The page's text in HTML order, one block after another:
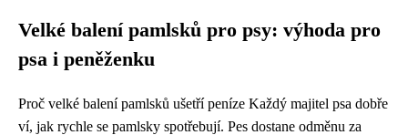
Velké balení pamlsků pro psy: výhoda pro
psa i peněženku
Proč velké balení pamlsků ušetří peníze Každý majitel psa dobře
ví, jak rychle se pamlsky spotřebují. Pes dostane odměnu za